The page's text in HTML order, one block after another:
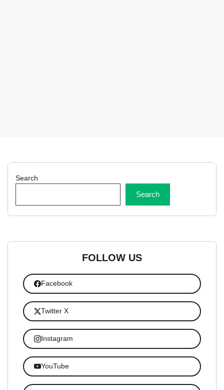
Search
Search
FOLLOW US
Facebook
Twitter X
Instagram
YouTube